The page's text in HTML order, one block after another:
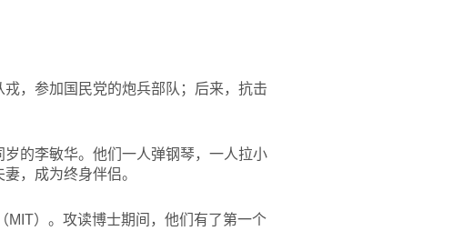
，参加国民党的炮兵部队；后来，抗击
的李敏华。他们一人弹钢琴，一人拉小
，成为终身伴侣。
MIT）。攻读博士期间，他们有了第一个